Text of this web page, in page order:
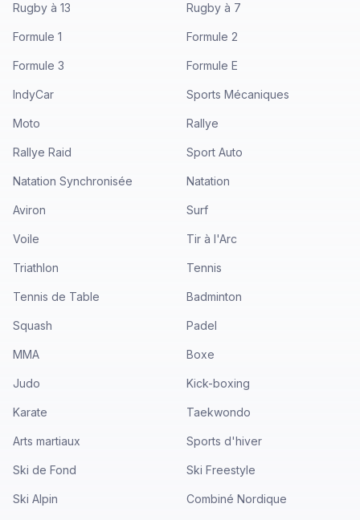
Rugby à 13 Rugby à 7
Formule 1 Formule 2
Formule 3 Formule E
IndyCar Sports Mécaniques
Moto Rallye
Rallye Raid Sport Auto
Natation Synchronisée Natation
Aviron Surf
Voile Tir à l'Arc
Triathlon Tennis
Tennis de Table Badminton
Squash Padel
MMA Boxe
Judo Kick-boxing
Karate Taekwondo
Arts martiaux Sports d'hiver
Ski de Fond Ski Freestyle
Ski Alpin Combiné Nordique